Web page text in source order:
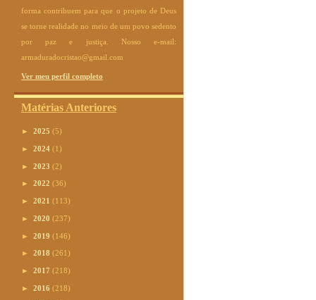
forma contribuem para que o projeto de Deus
se torne realidade no meio de um povo sedento
por paz e justiça. Nosso e-mail:
armaduradocristao@gmail.com
Ver meu perfil completo
Matérias Anteriores
► 2025 (5)
► 2024 (1)
► 2023 (2)
► 2022 (36)
► 2021 (113)
► 2020 (237)
► 2019 (146)
► 2018 (261)
► 2017 (218)
► 2016 (218)